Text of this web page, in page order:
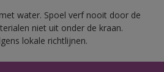
water. Spoel verf nooit door de
niet uit onder de kraan.
lokale richtlijnen.